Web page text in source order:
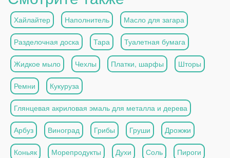
Хайлайтер Наполнитель Масло для загара
Разделочная доска Тара Туалетная бумага
Жидкое мыло Чехлы Платки, шарфы Шторы
Ремни Кукуруза
Глянцевая акриловая эмаль для металла и дерева
Арбуз Виноград Грибы Груши Дрожжи
Коньяк Морепродукты Духи Соль Пироги